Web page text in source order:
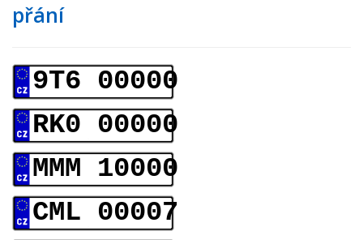
přání
9T6 00000
RK0 00000
MMM 10000
CML 00007